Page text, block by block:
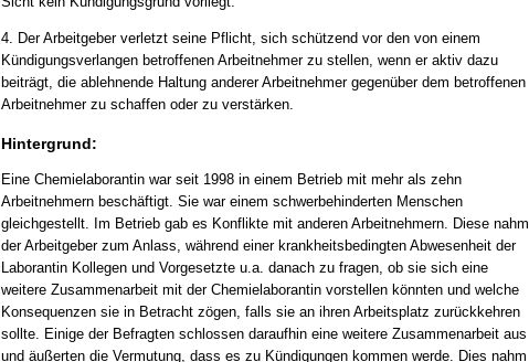
4. Der Arbeitgeber verletzt seine Pflicht, sich schützend vor den von einem
Kündigungsverlangen betroffenen Arbeitnehmer zu stellen, wenn er aktiv dazu
beiträgt, die ablehnende Haltung anderer Arbeitnehmer gegenüber dem betroffenen
Arbeitnehmer zu schaffen oder zu verstärken.
Hintergrund:
Eine Chemielaborantin war seit 1998 in einem Betrieb mit mehr als zehn
Arbeitnehmern beschäftigt. Sie war einem schwerbehinderten Menschen
gleichgestellt. Im Betrieb gab es Konflikte mit anderen Arbeitnehmern. Diese nahm
der Arbeitgeber zum Anlass, während einer krankheitsbedingten Abwesenheit der
Laborantin Kollegen und Vorgesetzte u.a. danach zu fragen, ob sie sich eine
weitere Zusammenarbeit mit der Chemielaborantin vorstellen könnten und welche
Konsequenzen sie in Betracht zögen, falls sie an ihren Arbeitsplatz zurückkehren
sollte. Einige der Befragten schlossen daraufhin eine weitere Zusammenarbeit aus
und äußerten die Vermutung, dass es zu Kündigungen kommen werde. Dies nahm